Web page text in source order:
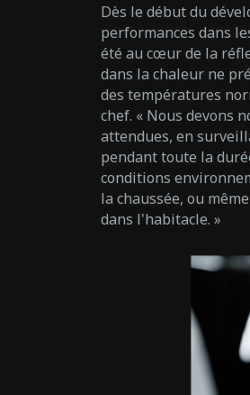
Dès le début du
performances dans
été au cœur de la
dans la chaleur ne
des températures
chef. « Nous devons
attendues, en
pendant toute la
conditions
la chaussée, ou
dans l'habitacle. »